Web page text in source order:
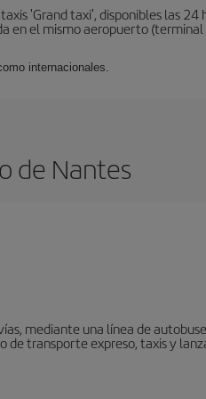
'Grand taxi', disponibles las
el mismo aeropuerto
internacionales.
de Nantes
mediante una línea de
de transporte expreso, taxis y